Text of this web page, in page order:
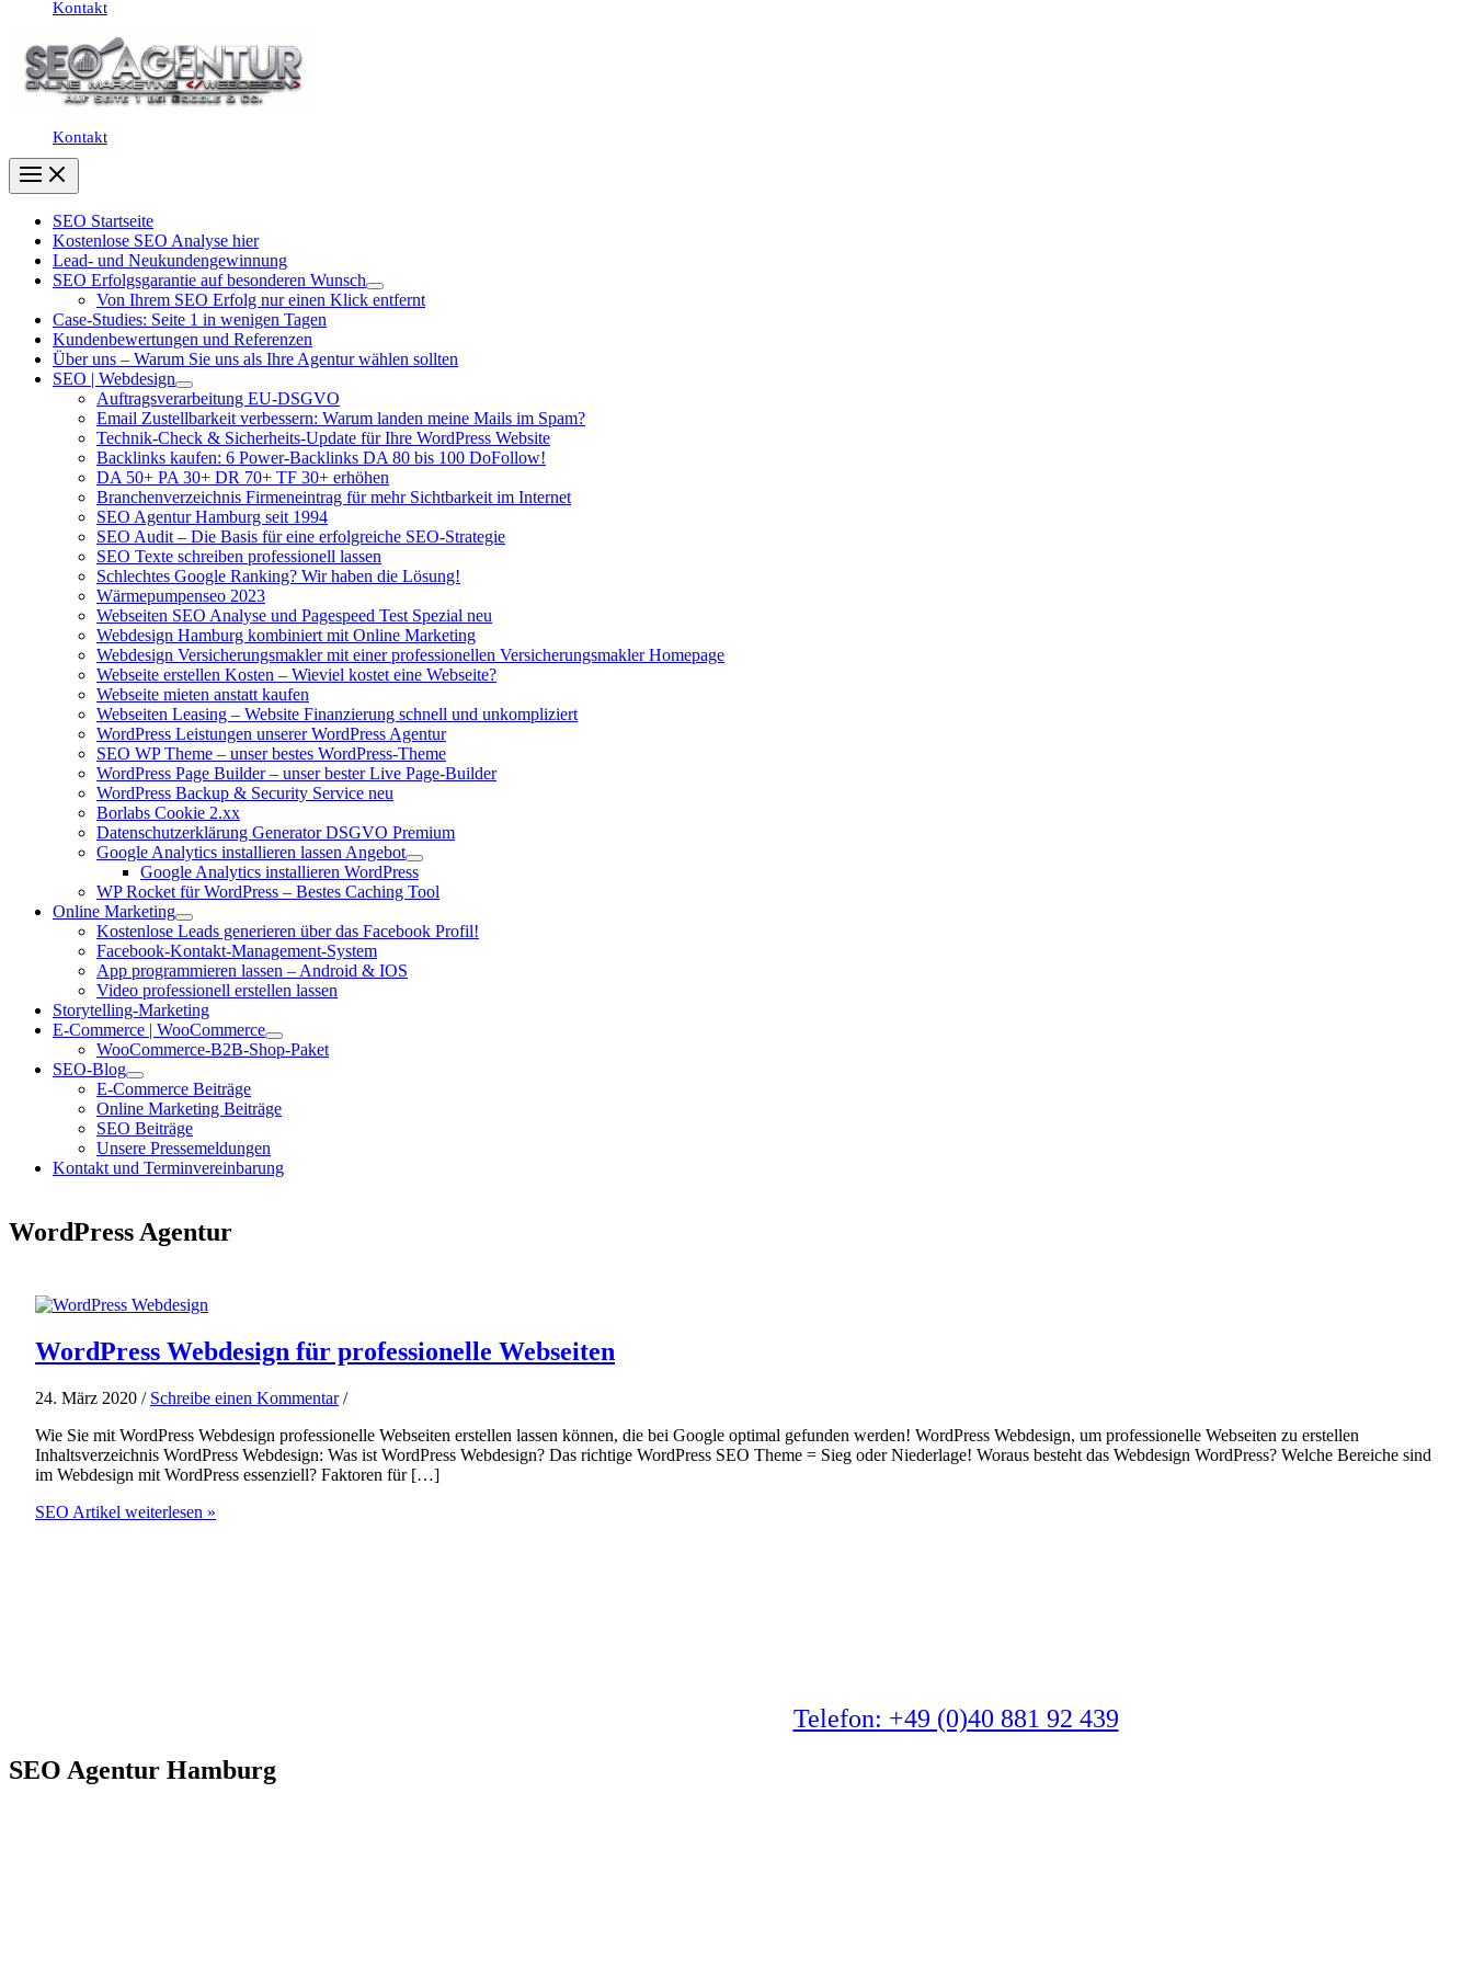
Kontakt
Kontakt
SEO Startseite
Kostenlose SEO Analyse hier
Lead- und Neukundengewinnung
SEO Erfolgsgarantie auf besonderen Wunsch
Von Ihrem SEO Erfolg nur einen Klick entfernt
Case-Studies: Seite 1 in wenigen Tagen
Kundenbewertungen und Referenzen
Über uns – Warum Sie uns als Ihre Agentur wählen sollten
SEO | Webdesign
Auftragsverarbeitung EU-DSGVO
Email Zustellbarkeit verbessern: Warum landen meine Mails im Spam?
Technik-Check & Sicherheits-Update für Ihre WordPress Website
Backlinks kaufen: 6 Power-Backlinks DA 80 bis 100 DoFollow!
DA 50+ PA 30+ DR 70+ TF 30+ erhöhen
Branchenverzeichnis Firmeneintrag für mehr Sichtbarkeit im Internet
SEO Agentur Hamburg seit 1994
SEO Audit – Die Basis für eine erfolgreiche SEO-Strategie
SEO Texte schreiben professionell lassen
Schlechtes Google Ranking? Wir haben die Lösung!
Wärmepumpenseo 2023
Webseiten SEO Analyse und Pagespeed Test Spezial neu
Webdesign Hamburg kombiniert mit Online Marketing
Webdesign Versicherungsmakler mit einer professionellen Versicherungsmakler Homepage
Webseite erstellen Kosten – Wieviel kostet eine Webseite?
Webseite mieten anstatt kaufen
Webseiten Leasing – Website Finanzierung schnell und unkompliziert
WordPress Leistungen unserer WordPress Agentur
SEO WP Theme – unser bestes WordPress-Theme
WordPress Page Builder – unser bester Live Page-Builder
WordPress Backup & Security Service neu
Borlabs Cookie 2.xx
Datenschutzerklärung Generator DSGVO Premium
Google Analytics installieren lassen Angebot
Google Analytics installieren WordPress
WP Rocket für WordPress – Bestes Caching Tool
Online Marketing
Kostenlose Leads generieren über das Facebook Profil!
Facebook-Kontakt-Management-System
App programmieren lassen – Android & IOS
Video professionell erstellen lassen
Storytelling-Marketing
E-Commerce | WooCommerce
WooCommerce-B2B-Shop-Paket
SEO-Blog
E-Commerce Beiträge
Online Marketing Beiträge
SEO Beiträge
Unsere Pressemeldungen
Kontakt und Terminvereinbarung
WordPress Agentur
WordPress Webdesign für professionelle Webseiten
24. März 2020 / Schreibe einen Kommentar /
Wie Sie mit WordPress Webdesign professionelle Webseiten erstellen lassen können, die bei Google optimal gefunden werden! WordPress Webdesign, um professionelle Webseiten zu erstellen
Inhaltsverzeichnis WordPress Webdesign: Was ist WordPress Webdesign? Das richtige WordPress SEO Theme = Sieg oder Niederlage! Woraus besteht das Webdesign WordPress? Welche Bereiche sind
im Webdesign mit WordPress essenziell? Faktoren für […]
WordPress
SEO Artikel weiterlesen »
Telefon: +49 (0)40 881 92 439
SEO Agentur Hamburg